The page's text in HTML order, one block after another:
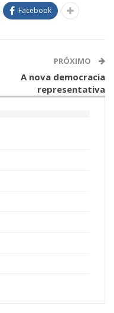
Facebook
PRÓXIMO
A nova democracia
representativa